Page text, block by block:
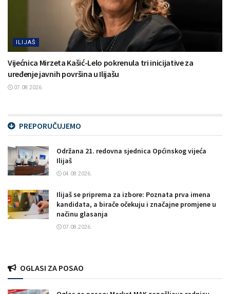
ILIJAŠ
Vijećnica Mirzeta Kašić-Lelo pokrenula tri inicijative za
uređenje javnih površina u Ilijašu
07.08.2026.
PREPORUČUJEMO
Održana 21. redovna sjednica Općinskog vijeća
Ilijaš
04.08.2026.
Ilijaš se priprema za izbore: Poznata prva imena
kandidata, a birače očekuju i značajne promjene u
načinu glasanja
07.08.2026.
OGLASI ZA POSAO